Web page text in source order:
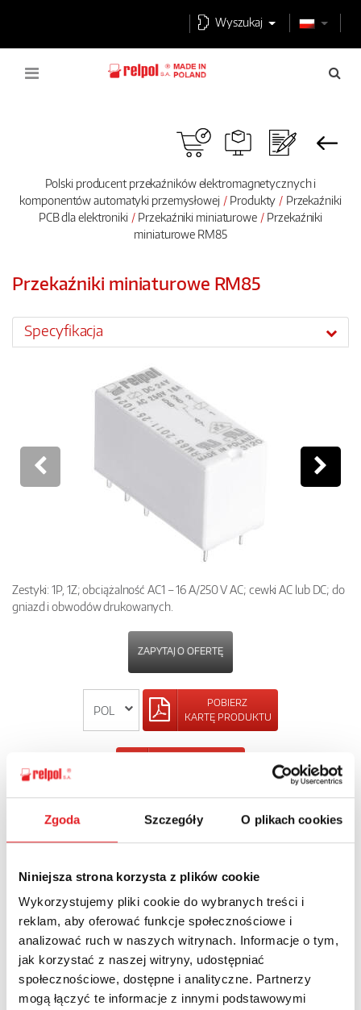
Zgoda Szczegóły O plikach cookies
Niniejsza strona korzysta z plików cookie
Wykorzystujemy pliki cookie do wybranych treści i
reklam, aby oferować funkcje społecznościowe i
analizować ruch w naszych witrynach. Informacje o tym,
jak korzystać z naszej witryny, udostępniać
społecznościowe, dostępne i analityczne. Partnerzy
mogą łączyć te informacje z innymi podstawowymi
Wyszukaj
Polski producent przekaźników elektromagnetycznych i
komponentów automatyki przemysłowej
Produkty
Przekaźniki
PCB dla elektroniki
Przekaźniki miniaturowe
Przekaźniki
miniaturowe RM85
Przekaźniki miniaturowe RM85
Specyfikacja
Zestyki: 1P, 1Z; obciążalność AC1 – 16 A/250 V AC; cewki AC lub DC; do
gniazd i obwodów drukowanych.
ZAPYTAJ O OFERTĘ
POBIERZ
KARTĘ PRODUKTU
Imię i nazwisko: *
Adres e-mail: *